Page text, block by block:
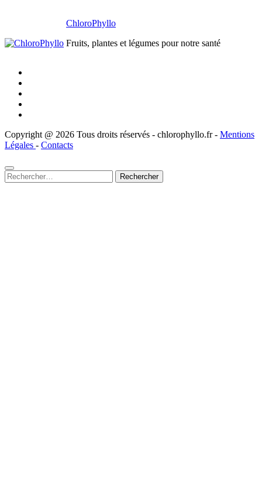
ChloroPhyllo
Fruits, plantes et légumes pour notre santé
Copyright @ 2026 Tous droits réservés - chlorophyllo.fr - Mentions
Légales - Contacts
Rechercher :